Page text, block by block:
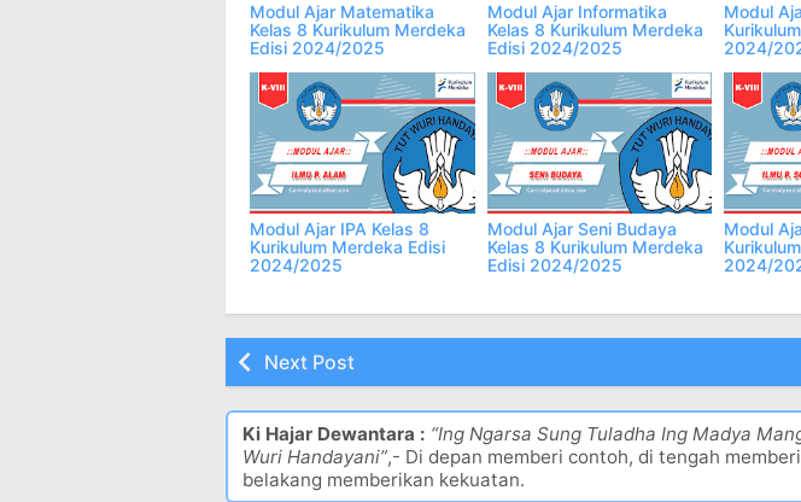
Modul Ajar Matematika
Kelas 8 Kurikulum Merdeka
Edisi 2024/2025
Modul Ajar Informatika
Kelas 8 Kurikulum Merdeka
Edisi 2024/2025
Modul
2024/
Modul Ajar IPA Kelas 8
Kurikulum Merdeka Edisi
2024/2025
Modul Ajar Seni Budaya
Kelas 8 Kurikulum Merdeka
Edisi 2024/2025
Modul
2024/
Next Post
Ki Hajar Dewantara : “Ing Ngarsa Sung Tuladha Ing Madya
Wuri Handayani”,- Di depan memberi contoh, di tengah
belakang memberikan kekuatan.